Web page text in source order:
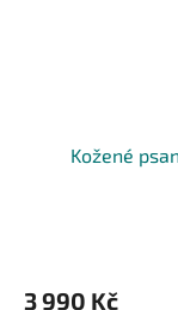
Kožené
3 990 Kč